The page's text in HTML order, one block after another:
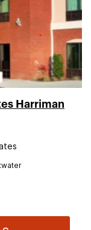
Harriman